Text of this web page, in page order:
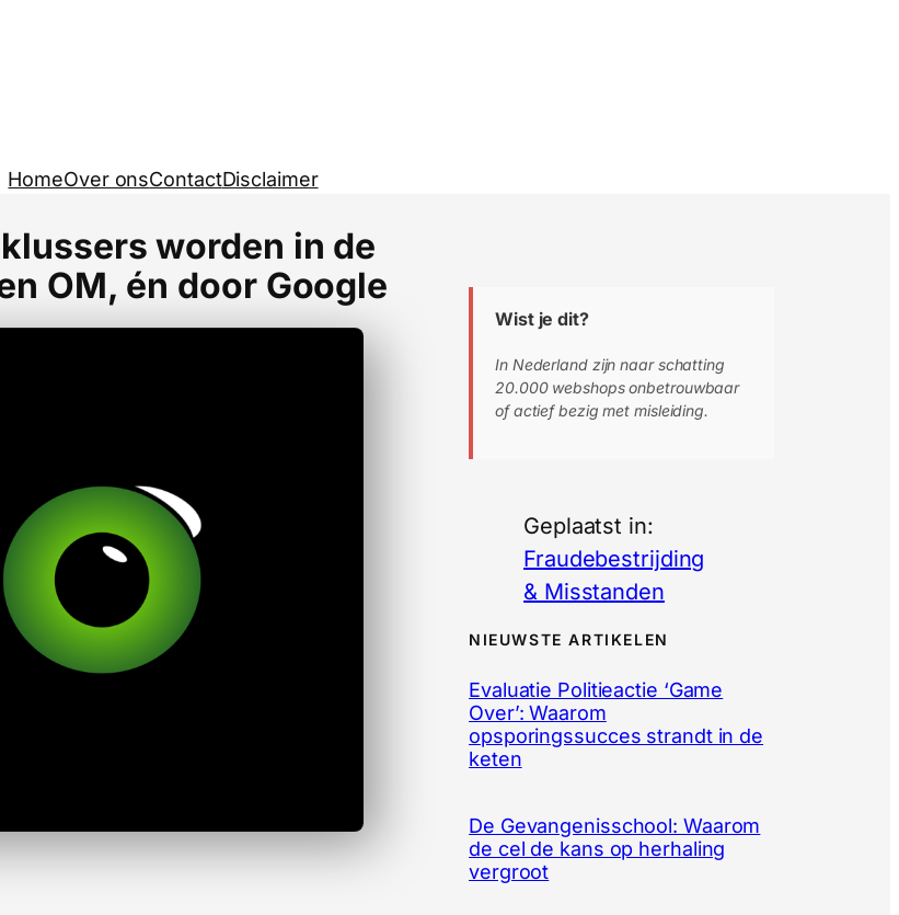
HomeOver onsContactDisclaimer
worden in de
OM, én door Google
Wist je dit?
In Nederland zijn naar schatting
20.000 webshops onbetrouwbaar
of actief bezig met misleiding.
Geplaatst in:
Fraudebestrijding
& Misstanden
NIEUWSTE ARTIKELEN
Evaluatie Politieactie ‘Game
Over’: Waarom
opsporingssucces strandt in de
keten
De Gevangenisschool: Waarom
de cel de kans op herhaling
vergroot